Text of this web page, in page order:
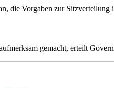
die Vorgaben zur
gemacht, erteilt